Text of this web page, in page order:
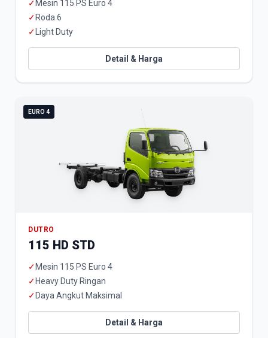
✓ Mesin 115 PS Euro 4
✓ Roda 6
✓ Light Duty
Detail & Harga
EURO 4
DUTRO
115 HD STD
✓ Mesin 115 PS Euro 4
✓ Heavy Duty Ringan
✓ Daya Angkut Maksimal
Detail & Harga